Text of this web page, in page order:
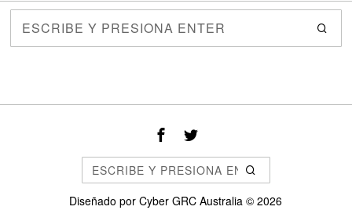
Diseñado porCyber GRC Australia ©2026